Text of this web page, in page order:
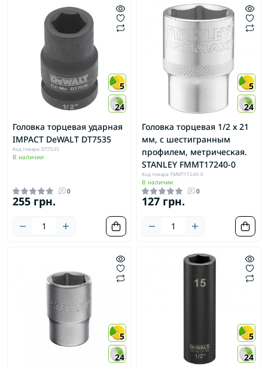
5
24
Головка торцевая ударная
IMPACT DeWALT DT7535
Код товара: DT7535
В наличии
0
255 грн.
5
24
Головка торцевая 1/2 х 21
мм, с шестигранным
профилем, метрическая.
STANLEY FMMT17240-0
Код товара: FMMT17240-0
В наличии
0
127 грн.
5
24
5
24